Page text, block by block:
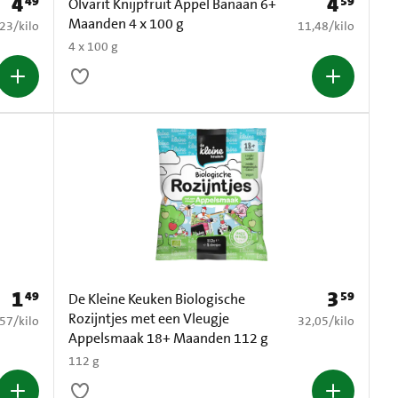
per kilo
/kilo
Olvarit Knijpfruit Appel Banaan 6+
Maanden 4 x 100 g
4 x 100 g
€ 11,48 per kilo
11,48/kilo
Prijs: € 1,49
149
per kilo
/kilo
De Kleine Keuken Biologische
Rozijntjes met een Vleugje
Appelsmaak 18+ Maanden 112 g
112 g
Prijs: € 3,59
3 59
€ 32,05 per kilo
32,05/kilo